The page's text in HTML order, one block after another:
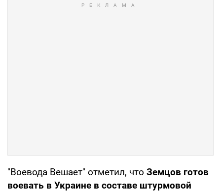
"Воевода Вешает" отметил, что Земцов готов
воевать в Украине в составе штурмовой